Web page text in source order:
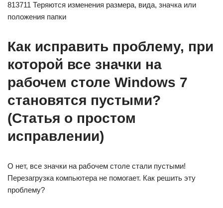
813711 Теряются изменения размера, вида, значка или
положения папки
Как исправить проблему, при
которой все значки на
рабочем столе Windows 7
становятся пустыми?
(Статья о простом
исправлении)
О нет, все значки на рабочем столе стали пустыми!
Перезагрузка компьютера не помогает. Как решить эту
проблему?